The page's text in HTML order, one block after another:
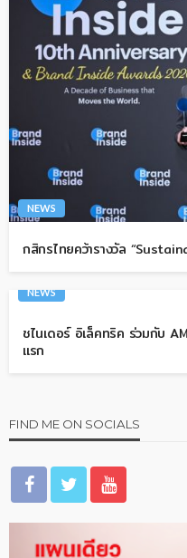
NEWS
กสิกรไทยคว้ารางวัล
NEWS
ชไนเดอร์ อิเล็คทริค ร่วมกับ
แรก
FIND ME ON SOCIALS